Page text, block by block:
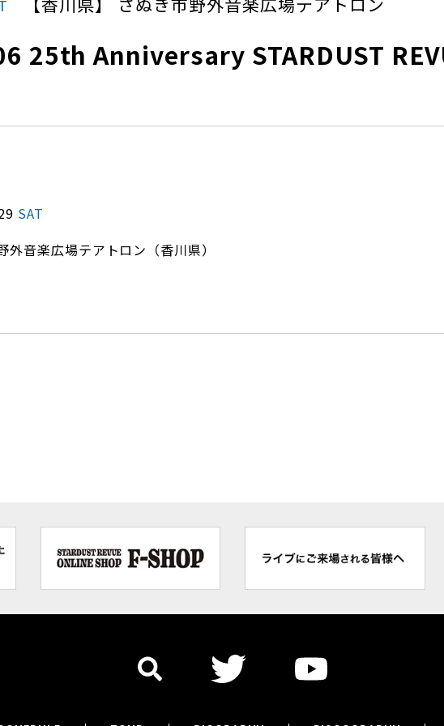
25th Anniversary STARDUST
SAT
外音楽広場テアトロン（香川県）